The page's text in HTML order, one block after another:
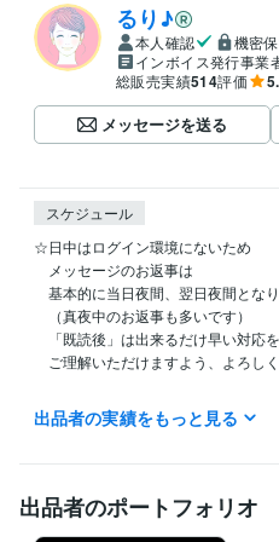
るり♪
本人確認
機密
インボイス発行事業
総販売実績514評価
メッセージを送る
スケジュール
☆日中はログイン環境にないため
メッセージのお返事は
基本的に当日夜間、翌日夜間とな
（真夜中のお返事も多いです）
「既読後」は出来るだけ早い対応
ご理解いただけますよう、よろし
いつもご利用くださる皆さま
お声がけくださりありがとうござい
るりのサムネイル講座 〇〇を使用
〇〇を使用した無料でできるサムネ
出品者の実績をもっと見る
出品者のポートフォリオ